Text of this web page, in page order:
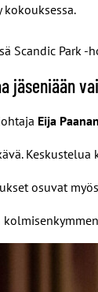
Scandic Park -
jäseniään
Eija
osuvat